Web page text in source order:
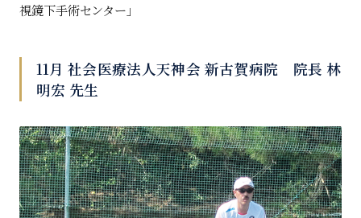
視鏡下手術センター」
11月 社会医療法人天神会 新古賀病院 院長 林
明宏 先生